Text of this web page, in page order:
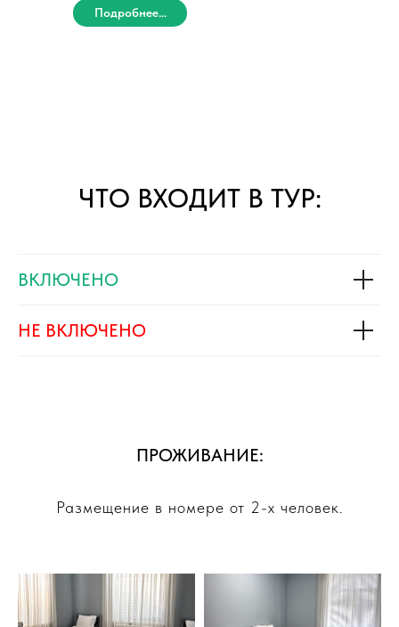
Подробнее...
ЧТО ВХОДИТ В ТУР:
ВКЛЮЧЕНО
НЕ ВКЛЮЧЕНО
ПРОЖИВАНИЕ:
Размещение в номере от 2-х человек.